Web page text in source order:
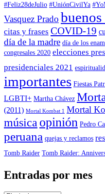
#Feliz28deJulio #UniónCivilYa
Vasquez Prado buenos
citas y frases COVID-19
día de la madre día de los
congresales 2020 elecciones
presidenciales 2021
importantes Fiestas
LGBTI+ Martha Chávez
(2011) Mortal Kombat 1 Mortal
música opinión Pedro
peruana quejas y reclamos
Tomb Raider Tomb Raider:
Entradas por mes